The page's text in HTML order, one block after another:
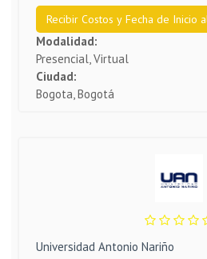
Recibir Costos y Fecha de Inicio
Modalidad:
Presencial, Virtual
Ciudad:
Bogota, Bogotá
Universidad Antonio Nariño